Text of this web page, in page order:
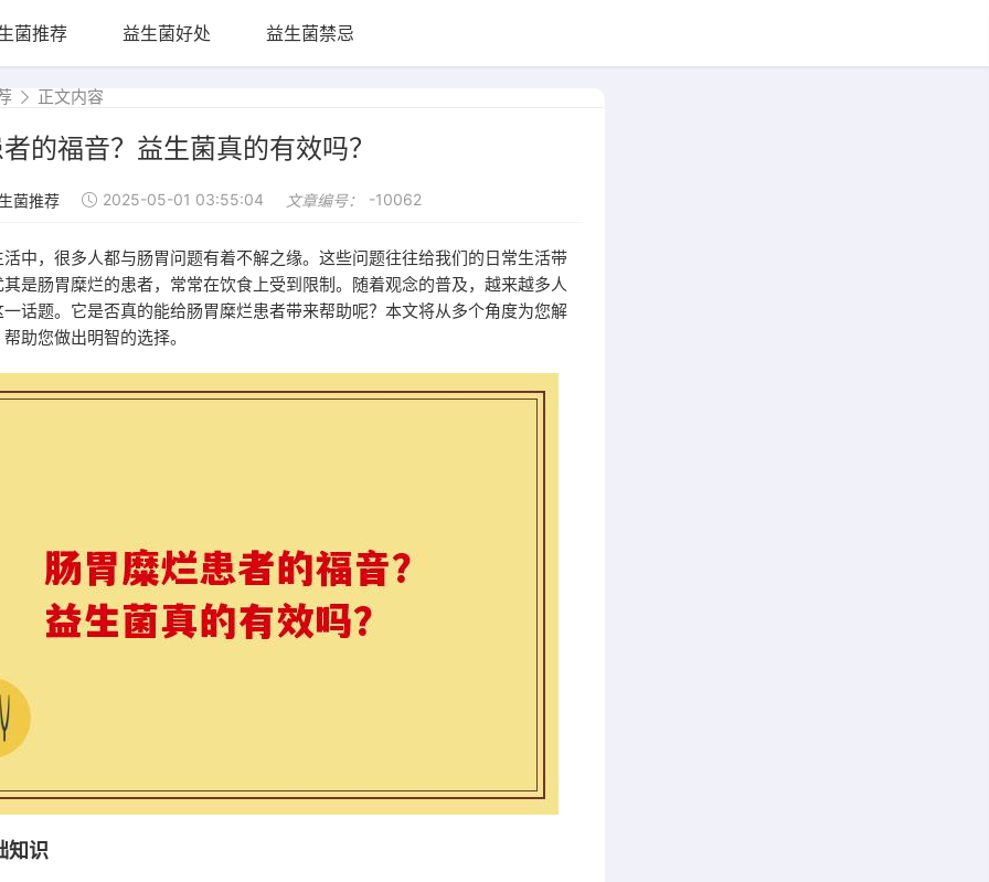
菌推荐 益生菌好处 益生菌禁忌
正文内容
的福音？益生菌真的有效吗？
菌推荐 2025-05-01 03:55:04 文章编号： -10062
中，很多人都与肠胃问题有着不解之缘。这些问题往往给我们的日常生活带
是肠胃糜烂的患者，常常在饮食上受到限制。随着观念的普及，越来越多人
话题。它是否真的能给肠胃糜烂患者带来帮助呢？本文将从多个角度为您解
助您做出明智的选择。
知识